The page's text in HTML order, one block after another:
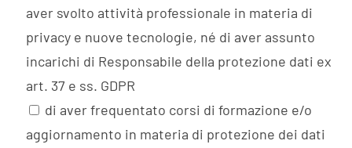
aver svolto attività professionale in materia di
privacy e nuove tecnologie, né di aver assunto
incarichi di Responsabile della protezione dati ex
art. 37 e ss. GDPR
di aver frequentato corsi di formazione e/o
aggiornamento in materia di protezione dei dati